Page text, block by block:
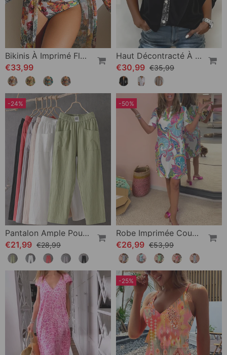
Bikinis À Imprimé Floral Et Cache-Maillot
€33,99
Haut Décontracté À Empiècements Et Boutons À Sequins
€30,99 €35,99
-24%
Pantalon Ample Pour Femme
€21,99 €28,99
-50%
Robe Imprimée Coupe Slim
€26,99 €53,99
-25%